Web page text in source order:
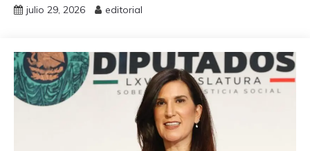
julio 29, 2026 editorial